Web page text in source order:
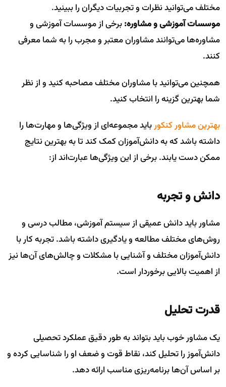
مختلف می‌توانید نظرات و تجربیات دیگران را ببینید.
موسسات آموزشی و مشاوره:برخی از موسسات آموزشی و
مشاوره‌ها می‌توانند مشاوران معتبر و مجرب را به شما معرفی
کنند.
همچنین می‌توانید با مشاوران مختلف مصاحبه کنید و از نظر
شما بهترین گزینه را انتخاب کنید.
بهترین مشاور کنکورباید مجموعه‌ای از ویژگی‌ها و مهارت‌ها را
داشته باشد که به دانش‌آموزان کمک کند تا به بهترین نتایج
ممکن دست یابند. برخی از این ویژگی‌ها عبارت‌اند از:
دانش و تجربه
مشاور باید دانش عمیقی از سیستم آموزشی، مطالب درسی و
روش‌های مختلف مطالعه و یادگیری داشته باشد. تجربه کار با
دانش‌آموزان مختلف و آشنایی با مشکلات و چالش‌های آن‌ها نیز
از اهمیت بالایی برخوردار است.
قدرت تحلیل
یک مشاور خوب باید بتواند به طور دقیق عملکرد تحصیلی
دانش‌آموز را تحلیل کند، نقاط قوت و ضعف او را شناسایی کرده و
بر اساس آن‌ها برنامه‌ریزی مناسب ارائه دهد.